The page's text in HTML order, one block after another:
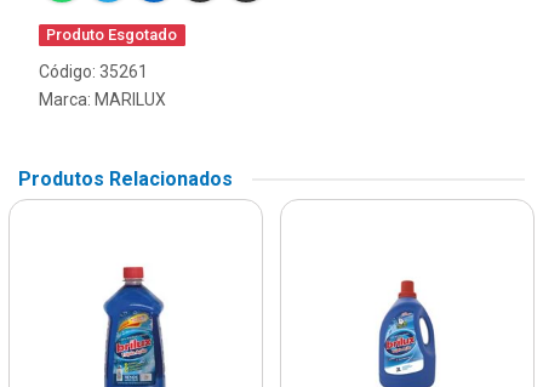
Produto Esgotado
Código: 35261
Marca: MARILUX
Produtos Relacionados